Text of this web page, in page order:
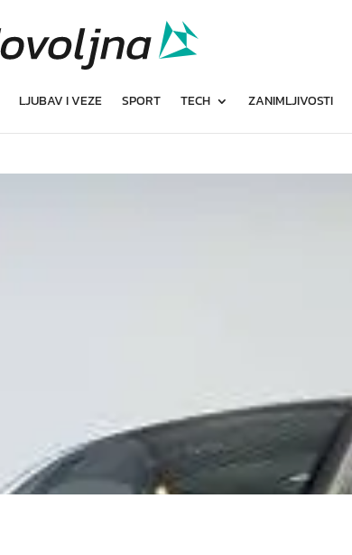
LJUBAV I VEZE SPORT TECH ZANIMLJIVOSTI